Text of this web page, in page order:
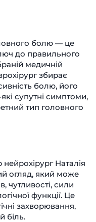
болю — це
до правильного
медичній
збирає
болю, його
супутні симптоми,
тип головного
Наталія
огляд, який може
чутливості, сили
функції. Це
захворювання,
біль.